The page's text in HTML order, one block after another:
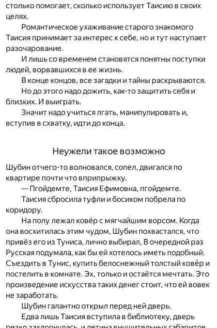
столько помогает, сколько использует Таисию в своих
целях.
Романтическое ухаживание старого знакомого
Таисия принимает за интерес к себе, но и тут наступает
разочарование.
И лишь со временем становятся понятны поступки
людей, ворвавшихся в ее жизнь.
В конце концов, все загадки и тайны раскрываются.
Но до этого надо дожить, как-то защитить себя и
близких. И выиграть.
Значит надо учиться лгать, манипулировать и,
вступив в схватку, идти до конца.
Неужели такое возможно
Шубин отчего-то волновался, сопел, двигался по
квартире почти что вприпрыжку.
— Пгойдемте, Таисия Ефимовна, пгойдемте.
Таисия сбросила туфли и босиком побрела по
коридору.
На полу лежал ковёр с мягчайшим ворсом. Когда
она восхитилась этим чудом, Шубин похвастался, что
привёз его из Туниса, лично выбирал, В очередной раз
Русская подумала, как бы ей хотелось иметь подобный.
Съездить в Тунис, купить белоснежный толстый ковёр и
постелить в комнате. Эх, только и остаётся мечтать. Это
произведение искусства таких денег стоит, что ей вовек
не заработать.
Шубин галантно открыл перед ней дверь.
Едва лишь Таисия вступила в библиотеку, дверь